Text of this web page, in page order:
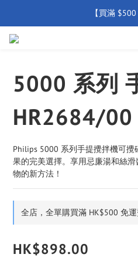
【買滿 $500
【買滿 $500
【買滿
5000 系列
HR2684/00
Philips 5000 系列手提攪拌機可
果的完美選擇。享用忌廉湯和絲
物的新方法！
全店，全單購買滿 HK$500 免
HK$898.00